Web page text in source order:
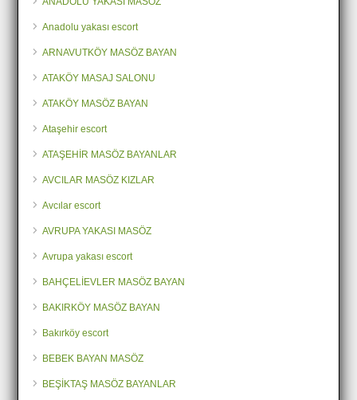
Anadolu yakası escort
ARNAVUTKÖY MASÖZ BAYAN
ATAKÖY MASAJ SALONU
ATAKÖY MASÖZ BAYAN
Ataşehir escort
ATAŞEHİR MASÖZ BAYANLAR
AVCILAR MASÖZ KIZLAR
Avcılar escort
AVRUPA YAKASI MASÖZ
Avrupa yakası escort
BAHÇELİEVLER MASÖZ BAYAN
BAKIRKÖY MASÖZ BAYAN
Bakırköy escort
BEBEK BAYAN MASÖZ
BEŞİKTAŞ MASÖZ BAYANLAR